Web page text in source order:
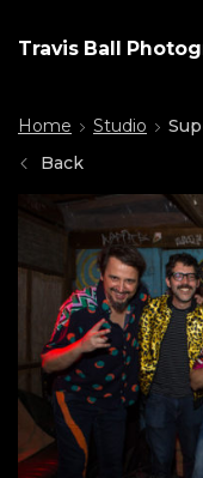
Travis Ball
Home Studio
Back